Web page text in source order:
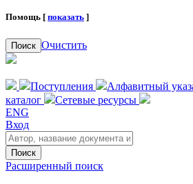
Помощь [ показать ]
Поиск Очистить
Поступления Алфавитный
каталог
Сетевые ресурсы
ENG
Вход
Поиск
Расширенный поиск